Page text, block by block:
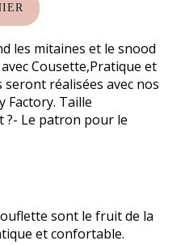
les mitaines et le snood
Cousette,Pratique et
réalisées avec nos
Factory. Taille
?- Le patron pour le
sont le fruit de la
et confortable.